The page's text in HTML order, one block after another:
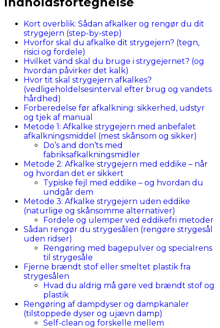
Kort overblik: Sådan afkalker og rengør du dit
strygejern (step-by-step)
Hvorfor skal du afkalke dit strygejern? (tegn,
risici og fordele)
Hvilket vand skal du bruge i strygejernet? (og
hvordan påvirker det kalk)
Hvor tit skal strygejern afkalkes?
(vedligeholdelsesinterval efter brug og vandets
hårdhed)
Forberedelse før afkalkning: sikkerhed, udstyr
og tjek af manual
Metode 1: Afkalke strygejern med anbefalet
afkalkningsmiddel (mest skånsom og sikker)
Do’s and don’ts med
fabriksafkalkningsmidler
Metode 2: Afkalke strygejern med eddike – når
og hvordan det er sikkert
Typiske fejl med eddike – og hvordan du
undgår dem
Metode 3: Afkalke strygejern uden eddike
(naturlige og skånsomme alternativer)
Fordele og ulemper ved eddikefri metoder
Sådan rengør du strygesålen (rengøre strygesål
uden ridser)
Rengøring med bagepulver og specialrens
til strygesåle
Fjerne brændt stof eller smeltet plastik fra
strygesålen
Hvad du aldrig må gøre ved brændt stof og
plastik
Rengøring af dampdyser og dampkanaler
(tilstoppede dyser og ujævn damp)
Self-clean og forskelle mellem